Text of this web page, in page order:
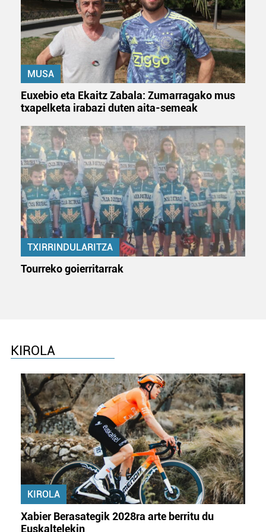
Lortu zure datu pertsonalak prozesatzeko moduari
buruzko informazio gehiago eta ezarri zure lehentasunak
datuen atalean. Edozein unetan alda edo ken dezakezu
zure baimena Cookieen adierazpenean.
Webgune honek cookie propioak eta hirugarrenen cookie-
fitxategiak erabiltzen ditu. Zure esperientzia eta
zerbitzuak hobetzeko asmoz, cookie teknologiaz
baliatzen gara. Ohar hau onartuz gero, teknologia hori
erabiltzeko baimen esplizitua ematen diguzu.Gehiago
irakurri
MUSA
Euxebio eta Ekaitz Zabala: Zumarragako mus
txapelketa irabazi duten aita-semeak
TXIRRINDULARITZA
Tourreko goierritarrak
KIROLA
KIROLA
Xabier Berasategik 2028ra arte berritu du
Euskaltelekin